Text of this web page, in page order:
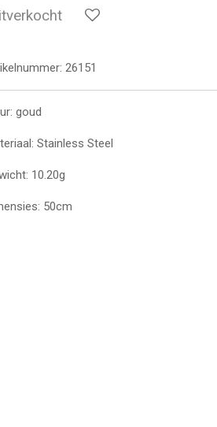
26151
goud
Stainless Steel
10.20g
50cm